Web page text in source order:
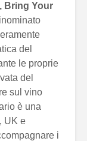
Bring Your
del
le proprie
del
sul vino
è una
UK e
i